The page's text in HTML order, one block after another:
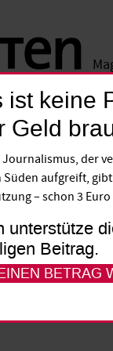
erklärt,
ist keine
Geld
Journalismus, der
Süden aufgreift,
– schon 3
unterstütze
Beitrag.
BETRAG